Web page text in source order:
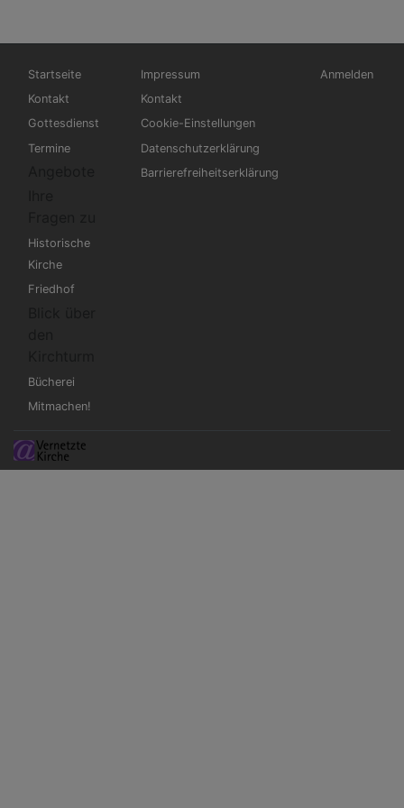
Hauptnavigation
Startseite
Kontakt
Gottesdienst
Termine
Historische
Kirche
Friedhof
Bücherei
Mitmachen!
Fußbereichsmenü
Impressum
Kontakt
Cookie-Einstellungen
Datenschutzerklärung
Barrierefreiheitserklärung
Anmelden